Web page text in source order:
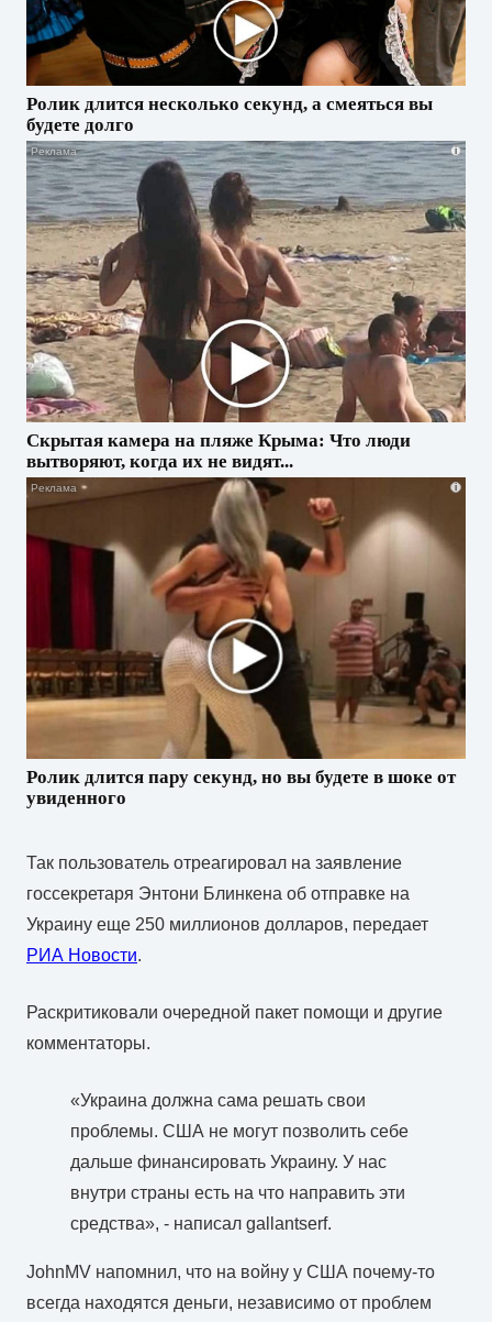
Ролик длится несколько секунд, а смеяться вы
будете долго
i
Скрытая камера на пляже Крыма: Что люди
вытворяют, когда их не видят...
i
Ролик длится пару секунд, но вы будете в шоке от
увиденного
Так пользователь отреагировал на заявление
госсекретаря Энтони Блинкена об отправке на
Украину еще 250 миллионов долларов, передает
РИА Новости.
Раскритиковали очередной пакет помощи и другие
комментаторы.
«Украина должна сама решать свои
проблемы. США не могут позволить себе
дальше финансировать Украину. У нас
внутри страны есть на что направить эти
средства», - написал gallantserf.
JohnMV напомнил, что на войну у США почему-то
всегда находятся деньги, независимо от проблем